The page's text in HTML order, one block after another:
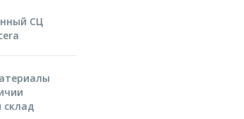
СЦ
склад